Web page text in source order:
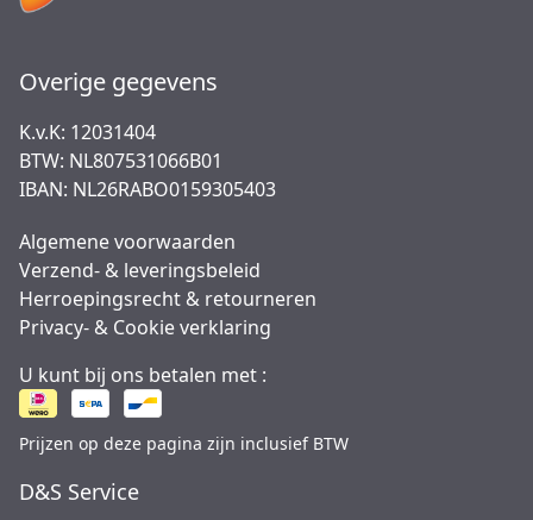
Overige gegevens
K.v.K: 12031404
BTW: NL807531066B01
IBAN: NL26RABO0159305403
Algemene voorwaarden
Verzend- & leveringsbeleid
Herroepingsrecht & retourneren
Privacy- & Cookie verklaring
U kunt bij ons betalen met :
Prijzen op deze pagina zijn inclusief BTW
D&S Service